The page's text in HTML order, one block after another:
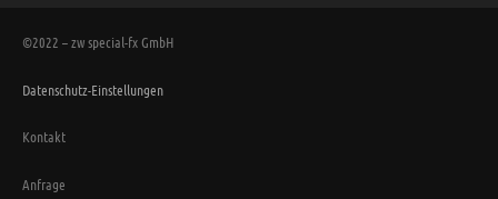
©2022 – zw special-fx GmbH
Datenschutz-Einstellungen
Kontakt
Anfrage